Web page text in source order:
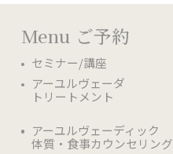
Menu ご予約
セミナー/講座
アーユルヴェーダ
トリートメント
アーユルヴェーディック
体質・食事カウンセリング